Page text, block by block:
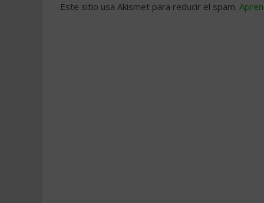
Este sitio usa Akismet para reducir el spam.